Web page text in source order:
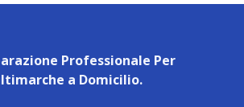
Professionale Per
a Domicilio.